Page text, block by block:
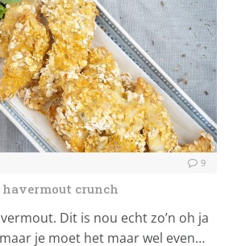
9
crunch
Dit is nou echt zo’n oh ja
je moet het maar wel even…